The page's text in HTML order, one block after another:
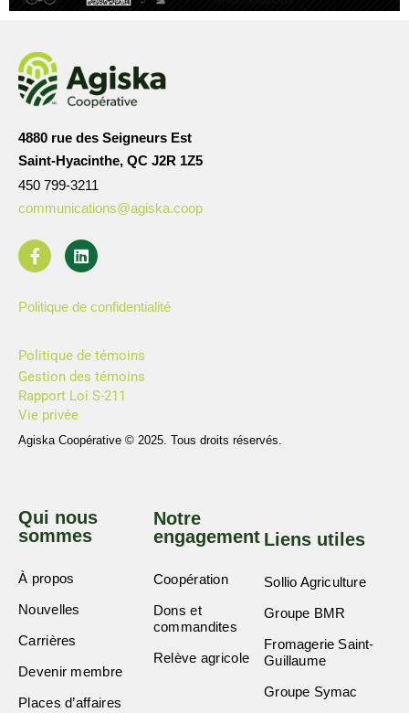
4880 rue des Seigneurs Est
Saint-Hyacinthe, QC J2R 1Z5
450 799-3211
communications@agiska.coop
Politique de confidentialité
Politique de témoins
Gestion des témoins
Rapport Loi S-211
Vie privée
Agiska Coopérative © 2025. Tous droits réservés.
Qui nous
sommes
À propos
Nouvelles
Carrières
Devenir membre
Places d’affaires
Notre
engagement
Coopération
Dons et
commandites
Relève agricole
Liens utiles
Sollio Agriculture
Groupe BMR
Fromagerie Saint-
Guillaume
Groupe Symac